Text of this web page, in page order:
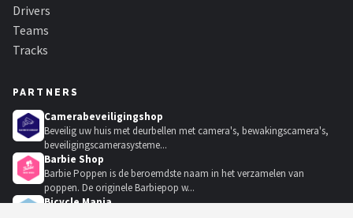
Drivers
Teams
Tracks
PARTNERS
Camerabeveiligingshop
Beveilig uw huis met deurbellen met camera's, bewakingscamera's,
beveiligingscamerasysteme...
Barbie Shop
Barbie Poppen is de beroemdste naam in het verzamelen van
poppen. De originele Barbiepop w...
Bicycle Mania